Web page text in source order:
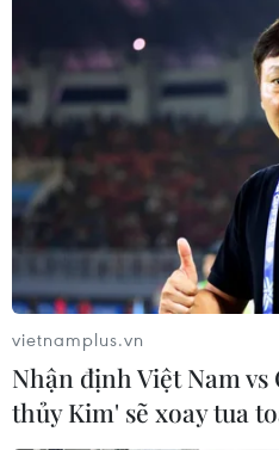
Phát huy vị thế cửa
đường biển của Hải
13/12/2017 03:34
Với 126 km bờ biển và hơn
nội hải, Hải Phòng có nhiều
vị trí trọng yếu trong phát
Bắc.
vietnamplus.vn
Nhận định Việt Nam
thủy Kim' sẽ xoay tua